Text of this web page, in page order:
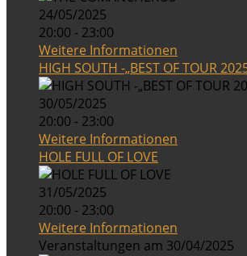
24/05/2025
20:00 - 23:00
Weitere Informationen
HIGH SOUTH -„BEST OF TOUR
30/05/2025
20:00 - 23:00
Weitere Informationen
HOLE FULL OF LOVE
31/05/2025
20:00 - 23:00
Weitere Informationen
Veranstaltungen am 30/04/2025